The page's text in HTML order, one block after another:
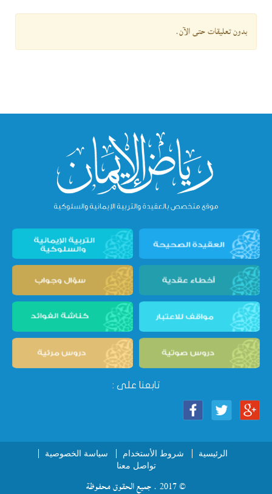
بدون تعليقات حتى الآن.
تابعنا على :
الرئيسية شروط الأستخدام
سياسة الخصوصية
تواصل معنا
© 2017 . جميع الحقوق محفوظة